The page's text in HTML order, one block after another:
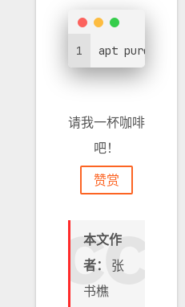
1 apt purge
请我一杯咖啡
吧！
赞赏
本文作
者： 张
书樵